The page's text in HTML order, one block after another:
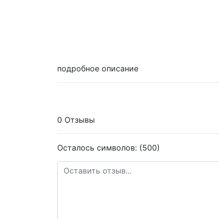
подробное описание
0 Отзывы
Осталось символов: (500)